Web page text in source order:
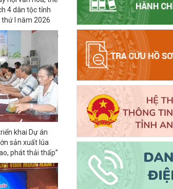
4 dân tộc tỉnh
thứ I năm 2026
khai Dự án
sản xuất lúa
phát thải thấp”